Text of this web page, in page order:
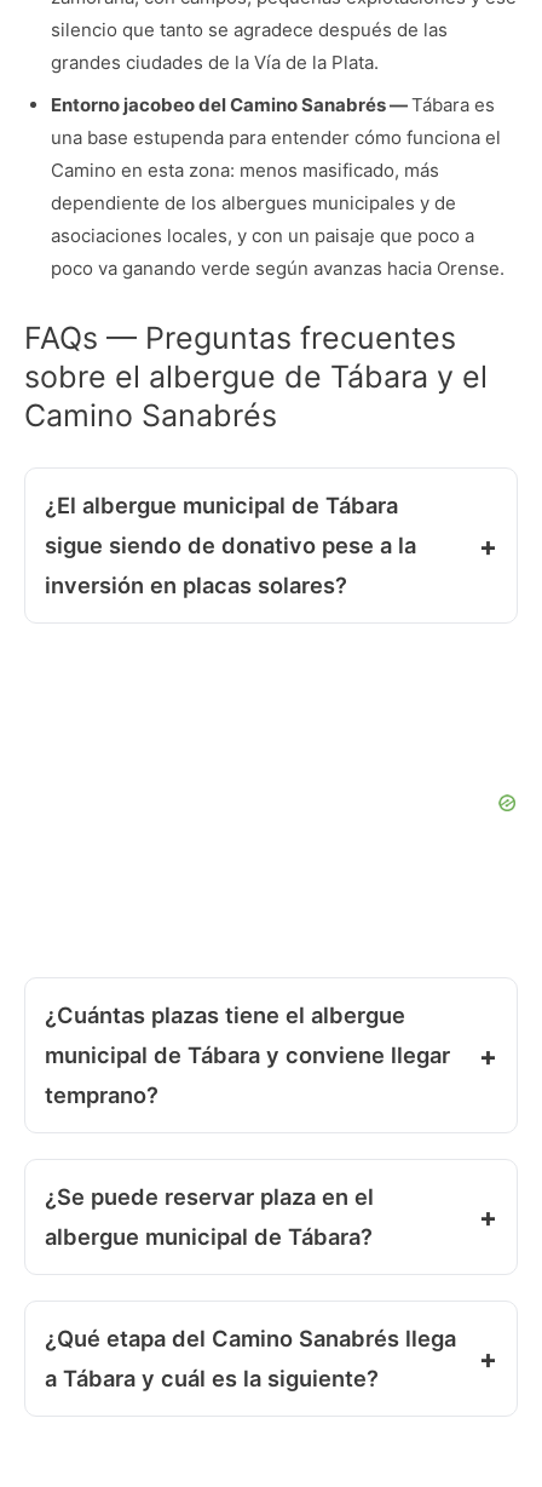
silencio que tanto se agradece después de las
grandes ciudades de la Vía de la Plata.
Entorno jacobeo del Camino Sanabrés —Tábara es
una base estupenda para entender cómo funciona el
Camino en esta zona: menos masificado, más
dependiente de los albergues municipales y de
asociaciones locales, y con un paisaje que poco a
poco va ganando verde según avanzas hacia Orense.
FAQs — Preguntas frecuentes
sobre el albergue de Tábara y el
Camino Sanabrés
¿El albergue municipal de Tábara
sigue siendo de donativo pese a la
inversión en placas solares?
¿Cuántas plazas tiene el albergue
municipal de Tábara y conviene llegar
temprano?
¿Se puede reservar plaza en el
albergue municipal de Tábara?
¿Qué etapa del Camino Sanabrés llega
a Tábara y cuál es la siguiente?